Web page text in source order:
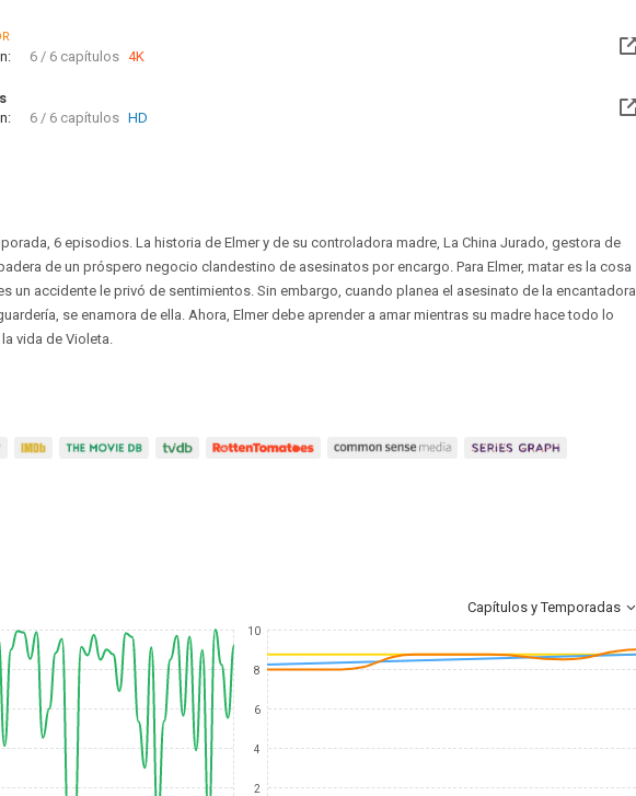
6 / 6 capítulos 4K
6 / 6 capítulos HD
6 episodios. La historia de Elmer y de su controladora madre, La China Jurado, gestora de
de un próspero negocio clandestino de asesinatos por encargo. Para Elmer, matar es la cosa
un accidente le privó de sentimientos. Sin embargo, cuando planea el asesinato de la encantadora
se enamora de ella. Ahora, Elmer debe aprender a amar mientras su madre hace todo lo
vida de Violeta.
Capítulos y Temporadas
10
8
6
4
2